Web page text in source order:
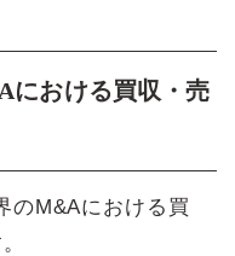
における買収・売
のM&Aにおける買